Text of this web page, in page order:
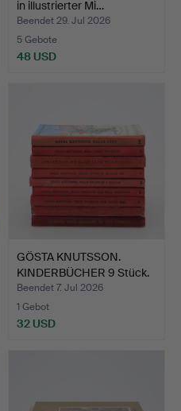
in illustrierter Mi…
Beendet 29. Jul 2026
5 Gebote
48 USD
GÖSTA KNUTSSON.
KINDERBÜCHER 9 Stück.
Beendet 7. Jul 2026
1 Gebot
32 USD